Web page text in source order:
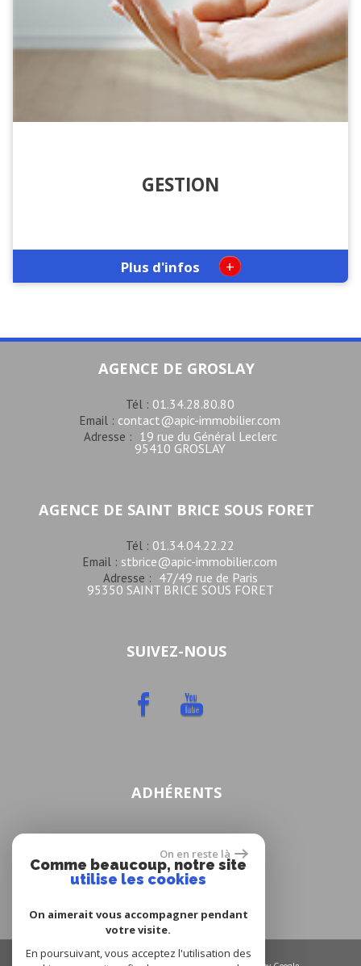
GESTION
Plus d'infos +
AGENCE DE GROSLAY
Tél : 01.34.28.80.80
Email : contact@apic-immobilier.com
Adresse : 19 rue du Général Leclerc
95410 GROSLAY
AGENCE DE SAINT BRICE SOUS FORET
Tél : 01.34.04.22.22
Email : stbrice@apic-immobilier.com
Adresse : 47/49 rue de Paris
95350 SAINT BRICE SOUS FORET
SUIVEZ-NOUS
ADHÉRENTS
On en reste là
Comme beaucoup, notre site
utilise les cookies
On aimerait vous accompagner pendant
votre visite.
En poursuivant, vous acceptez l'utilisation des